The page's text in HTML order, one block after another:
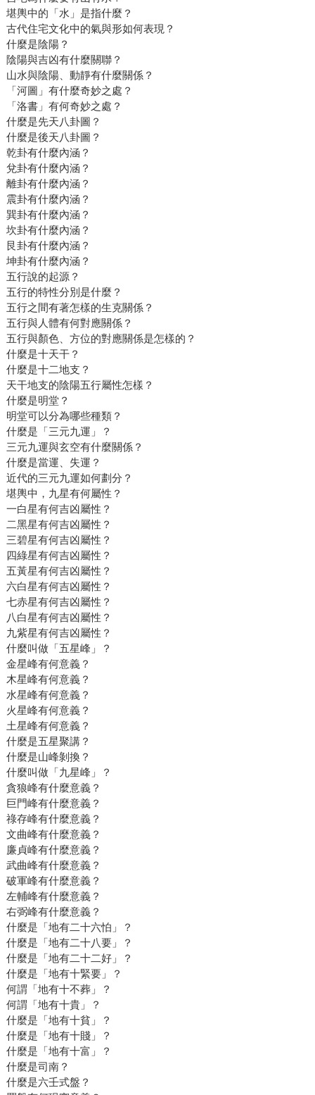
堪輿中的「水」是指什麼？
古代住宅文化中的氣與形如何表現？
什麼是陰陽？
陰陽與吉凶有什麼關聯？
山水與陰陽、動靜有什麼關係？
「河圖」有什麼奇妙之處？
「洛書」有何奇妙之處？
什麼是先天八卦圖？
什麼是後天八卦圖？
乾卦有什麼內涵？
兌卦有什麼內涵？
離卦有什麼內涵？
震卦有什麼內涵？
巽卦有什麼內涵？
坎卦有什麼內涵？
艮卦有什麼內涵？
坤卦有什麼內涵？
五行說的起源？
五行的特性分別是什麼？
五行之間有著怎樣的生克關係？
五行與人體有何對應關係？
五行與顏色、方位的對應關係是怎樣的？
什麼是十天干？
什麼是十二地支？
天干地支的陰陽五行屬性怎樣？
什麼是明堂？
明堂可以分為哪些種類？
什麼是「三元九運」？
三元九運與玄空有什麼關係？
什麼是當運、失運？
近代的三元九運如何劃分？
堪輿中，九星有何屬性？
一白星有何吉凶屬性？
二黑星有何吉凶屬性？
三碧星有何吉凶屬性？
四綠星有何吉凶屬性？
五黃星有何吉凶屬性？
六白星有何吉凶屬性？
七赤星有何吉凶屬性？
八白星有何吉凶屬性？
九紫星有何吉凶屬性？
什麼叫做「五星峰」？
金星峰有何意義？
木星峰有何意義？
水星峰有何意義？
火星峰有何意義？
土星峰有何意義？
什麼是五星聚講？
什麼是山峰剝換？
什麼叫做「九星峰」？
貪狼峰有什麼意義？
巨門峰有什麼意義？
祿存峰有什麼意義？
文曲峰有什麼意義？
廉貞峰有什麼意義？
武曲峰有什麼意義？
破軍峰有什麼意義？
左輔峰有什麼意義？
右弼峰有什麼意義？
什麼是「地有二十六怕」？
什麼是「地有二十八要」？
什麼是「地有二十二好」？
什麼是「地有十緊要」？
何謂「地有十不葬」？
何謂「地有十貴」？
什麼是「地有十貧」？
什麼是「地有十賤」？
什麼是「地有十富」？
什麼是司南？
什麼是六壬式盤？